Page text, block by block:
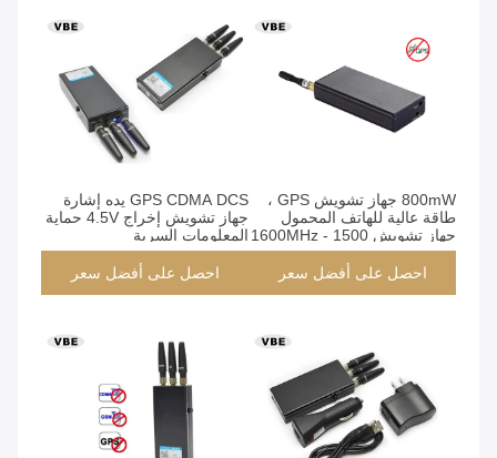
800mW جهاز تشويش GPS ،
طاقة عالية للهاتف المحمول
جهاز تشويش 1500 - 1600MHz
تردد
احصل على أفضل سعر
GPS CDMA DCS يده إشارة
جهاز تشويش إخراج 4.5V حماية
المعلومات السرية
احصل على أفضل سعر